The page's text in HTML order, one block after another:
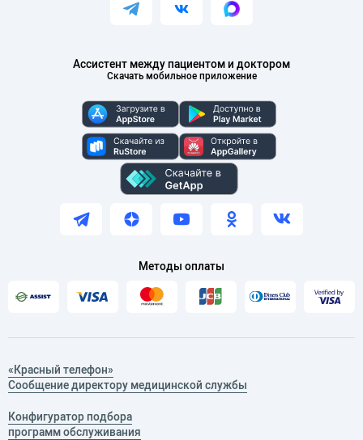
Ассистент между пациентом и доктором
Скачать мобильное приложение
Методы оплаты
«Красный телефон»
Сообщение директору медицинской службы
Конфигуратор подбора
программ обслуживания